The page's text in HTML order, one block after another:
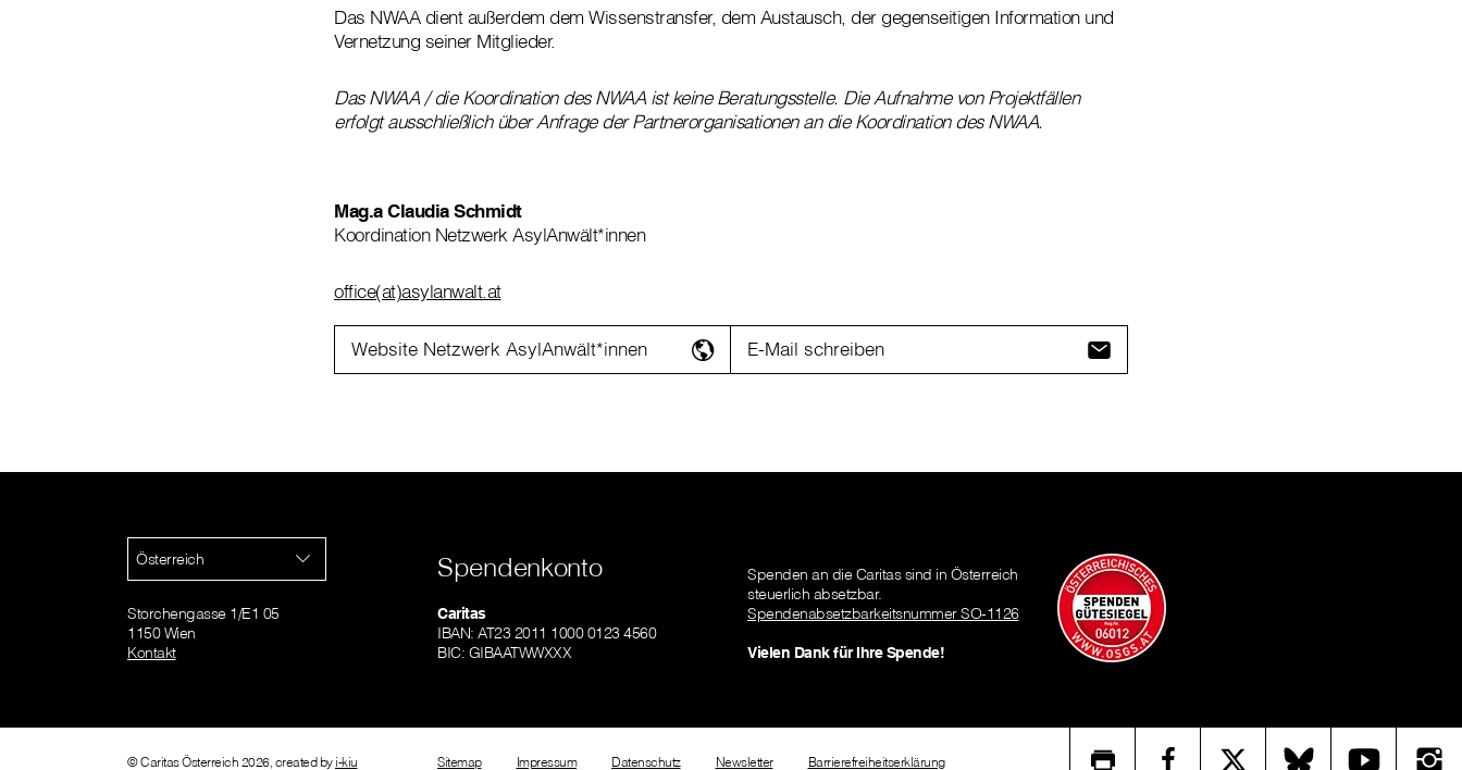
Das NWAA dient außerdem dem Wissenstransfer, dem Austausch, der gegenseitigen Information und
Vernetzung seiner Mitglieder.
Das NWAA / die Koordination des NWAA ist keine Beratungsstelle. Die Aufnahme von Projektfällen
erfolgt ausschließlich über Anfrage der Partnerorganisationen an die Koordination des NWAA.
Mag.a Claudia Schmidt
Koordination Netzwerk AsylAnwält*innen
office(at)asylanwalt.at
Website Netzwerk AsylAnwält*innen E-Mail schreiben
Österreich
Storchengasse 1/E1 05
1150 Wien
Kontakt
Spendenkonto
Caritas
IBAN: AT23 2011 1000 0123 4560
BIC: GIBAATWWXXX
Spenden an die Caritas sind in Österreich
steuerlich absetzbar.
Spendenabsetzbarkeitsnummer SO-1126
Vielen Dank für Ihre Spende!
© Caritas Österreich 2026, created by i-kiu Sitemap Impressum Datenschutz Newsletter Barrierefreiheitserklärung